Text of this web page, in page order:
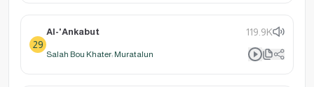
29
Al-'Ankabut 119.9K
Salah Bou Khater: Muratalun